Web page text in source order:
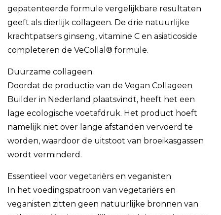
gepatenteerde formule vergelijkbare resultaten
geeft als dierlijk collageen. De drie natuurlijke
krachtpatsers ginseng, vitamine C en asiaticoside
completeren de VeCollal® formule.
Duurzame collageen
Doordat de productie van de Vegan Collageen
Builder in Nederland plaatsvindt, heeft het een
lage ecologische voetafdruk. Het product hoeft
namelijk niet over lange afstanden vervoerd te
worden, waardoor de uitstoot van broeikasgassen
wordt verminderd.
Essentieel voor vegetariërs en veganisten
In het voedingspatroon van vegetariërs en
veganisten zitten geen natuurlijke bronnen van